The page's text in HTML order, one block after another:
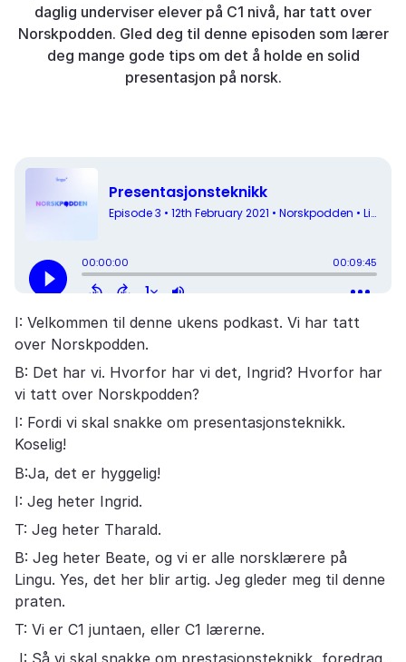
daglig underviser elever på C1 nivå, har tatt over
Norskpodden. Gled deg til denne episoden som lærer
deg mange gode tips om det å holde en solid
presentasjon på norsk.
I: Velkommen til denne ukens podkast. Vi har tatt
over Norskpodden.
B: Det har vi. Hvorfor har vi det, Ingrid? Hvorfor har
vi tatt over Norskpodden?
I: Fordi vi skal snakke om presentasjonsteknikk.
Koselig!
B:Ja, det er hyggelig!
I: Jeg heter Ingrid.
T: Jeg heter Tharald.
B: Jeg heter Beate, og vi er alle norsklærere på
Lingu. Yes, det her blir artig. Jeg gleder meg til denne
praten.
T: Vi er C1 juntaen, eller C1 lærerne.
I: Så vi skal snakke om prestasjonsteknikk, foredrag,